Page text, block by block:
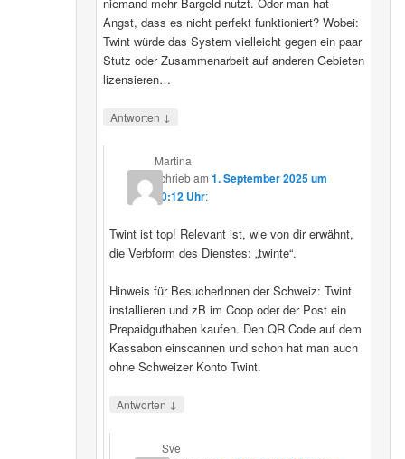
Angst, dass es nicht perfekt funktioniert? Wobei:
Twint würde das System vielleicht gegen ein paar
Stutz oder Zusammenarbeit auf anderen Gebieten
lizensieren…
Antworten ↓
Martina
schriebam1. September 2025 um
20:12 Uhr:
Twint ist top! Relevant ist, wie von dir erwähnt,
die Verbform des Dienstes: „twinte“.
Hinweis für BesucherInnen der Schweiz: Twint
installieren und zB im Coop oder der Post ein
Prepaidguthaben kaufen. Den QR Code auf dem
Kassabon einscannen und schon hat man auch
ohne Schweizer Konto Twint.
Antworten ↓
Sve